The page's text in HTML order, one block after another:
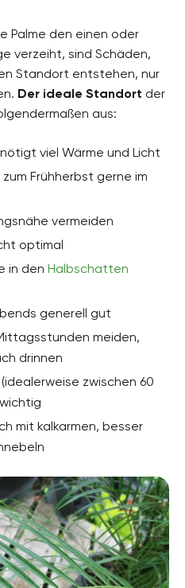
Palme den einen oder
verzeiht, sind Schäden,
Standort entstehen, nur
Der ideale Standort der
aus:
viel Wärme und Licht
Frühherbst gerne im
vermeiden
optimal
in den Halbschatten
generell gut
meiden,
drinnen
zwischen 60
mit kalkarmen, besser